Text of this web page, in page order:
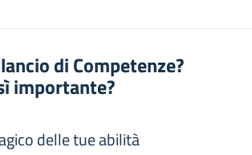
di Competenze?
importante?
delle tue abilità